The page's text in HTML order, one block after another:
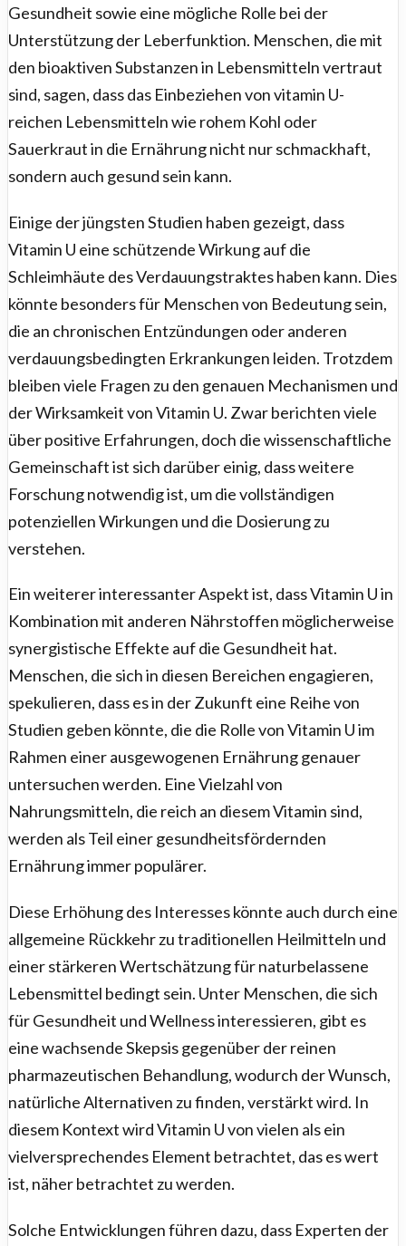
Gesundheit sowie eine mögliche Rolle bei der
Unterstützung der Leberfunktion. Menschen, die mit
den bioaktiven Substanzen in Lebensmitteln vertraut
sind, sagen, dass das Einbeziehen von vitamin U-
reichen Lebensmitteln wie rohem Kohl oder
Sauerkraut in die Ernährung nicht nur schmackhaft,
sondern auch gesund sein kann.
Einige der jüngsten Studien haben gezeigt, dass
Vitamin U eine schützende Wirkung auf die
Schleimhäute des Verdauungstraktes haben kann. Dies
könnte besonders für Menschen von Bedeutung sein,
die an chronischen Entzündungen oder anderen
verdauungsbedingten Erkrankungen leiden. Trotzdem
bleiben viele Fragen zu den genauen Mechanismen und
der Wirksamkeit von Vitamin U. Zwar berichten viele
über positive Erfahrungen, doch die wissenschaftliche
Gemeinschaft ist sich darüber einig, dass weitere
Forschung notwendig ist, um die vollständigen
potenziellen Wirkungen und die Dosierung zu
verstehen.
Ein weiterer interessanter Aspekt ist, dass Vitamin U in
Kombination mit anderen Nährstoffen möglicherweise
synergistische Effekte auf die Gesundheit hat.
Menschen, die sich in diesen Bereichen engagieren,
spekulieren, dass es in der Zukunft eine Reihe von
Studien geben könnte, die die Rolle von Vitamin U im
Rahmen einer ausgewogenen Ernährung genauer
untersuchen werden. Eine Vielzahl von
Nahrungsmitteln, die reich an diesem Vitamin sind,
werden als Teil einer gesundheitsfördernden
Ernährung immer populärer.
Diese Erhöhung des Interesses könnte auch durch eine
allgemeine Rückkehr zu traditionellen Heilmitteln und
einer stärkeren Wertschätzung für naturbelassene
Lebensmittel bedingt sein. Unter Menschen, die sich
für Gesundheit und Wellness interessieren, gibt es
eine wachsende Skepsis gegenüber der reinen
pharmazeutischen Behandlung, wodurch der Wunsch,
natürliche Alternativen zu finden, verstärkt wird. In
diesem Kontext wird Vitamin U von vielen als ein
vielversprechendes Element betrachtet, das es wert
ist, näher betrachtet zu werden.
Solche Entwicklungen führen dazu, dass Experten der